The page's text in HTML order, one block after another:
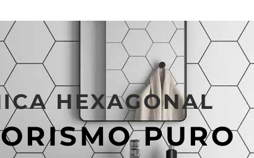
HEXAGONAL
PURO